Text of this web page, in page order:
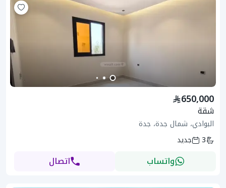
650,000
شقة
البوادي، شمال جدة، جدة
3
جديد
واتساب اتصال